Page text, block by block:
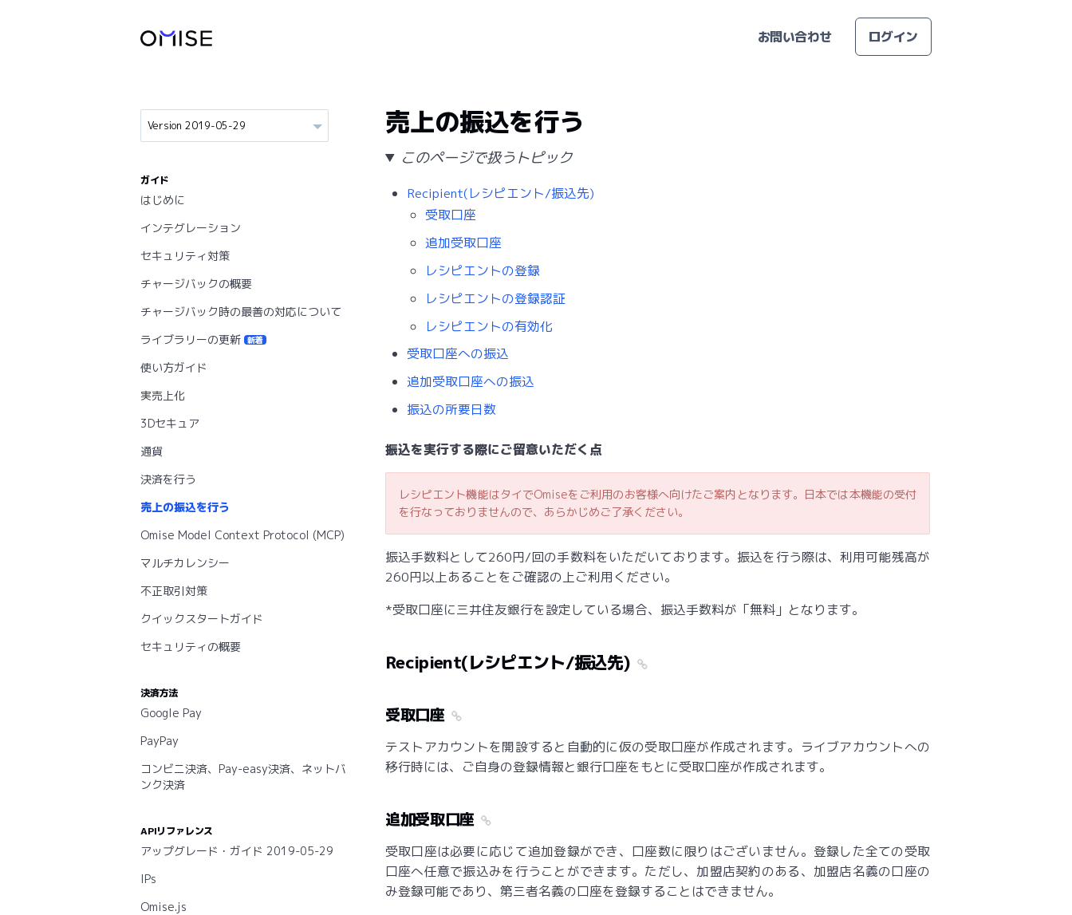
お問い合わせ ログイン
ガイド
はじめに
インテグレーション
セキュリティ対策
チャージバックの概要
チャージバック時の最善の対応について
ライブラリーの更新 新着
使い方ガイド
実売上化
3Dセキュア
通貨
決済を行う
売上の振込を行う
Omise Model Context Protocol (MCP)
マルチカレンシー
不正取引対策
クイックスタートガイド
セキュリティの概要
決済方法
Google Pay
PayPay
コンビニ決済、Pay-easy決済、ネットバ
ンク決済
APIリファレンス
アップグレード・ガイド 2019-05-29
IPs
Omise.js
売上の振込を行う
このページで扱うトピック
Recipient(レシピエント/振込先)
受取口座
追加受取口座
レシピエントの登録
レシピエントの登録認証
レシピエントの有効化
受取口座への振込
追加受取口座への振込
振込の所要日数
振込を実行する際にご留意いただく点
レシピエント機能はタイでOmiseをご利用のお客様へ向けたご案内となります。日本では本機能の受付
を行なっておりませんので、あらかじめご了承ください。
振込手数料として260円/回の手数料をいただいております。振込を行う際は、利用可能残高が
260円以上あることをご確認の上ご利用ください。
*受取口座に三井住友銀行を設定している場合、振込手数料が「無料」となります。
Recipient(レシピエント/振込先)
受取口座
テストアカウントを開設すると自動的に仮の受取口座が作成されます。ライブアカウントへの
移行時には、ご自身の登録情報と銀行口座をもとに受取口座が作成されます。
追加受取口座
受取口座は必要に応じて追加登録ができ、口座数に限りはございません。登録した全ての受取
口座へ任意で振込みを行うことができます。ただし、加盟店契約のある、加盟店名義の口座の
み登録可能であり、第三者名義の口座を登録することはできません。